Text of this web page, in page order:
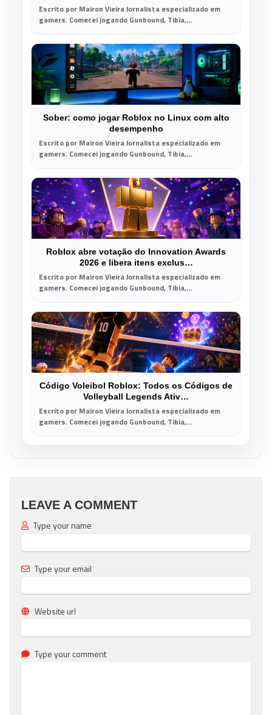
Escrito por Mairon Vieira Jornalista especializado em
gamers. Comecei jogando Gunbound, Tibia,...
Sober: como jogar Roblox no Linux com alto
desempenho
Escrito por Mairon Vieira Jornalista especializado em
gamers. Comecei jogando Gunbound, Tibia,...
Roblox abre votação do Innovation Awards
2026 e libera itens exclus…
Escrito por Mairon Vieira Jornalista especializado em
gamers. Comecei jogando Gunbound, Tibia,...
Código Voleibol Roblox: Todos os Códigos de
Volleyball Legends Ativ…
Escrito por Mairon Vieira Jornalista especializado em
gamers. Comecei jogando Gunbound, Tibia,...
LEAVE A COMMENT
Type your name
Type your email
Website url
Type your comment